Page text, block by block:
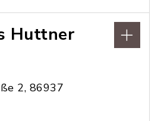
Huttner
2, 86937